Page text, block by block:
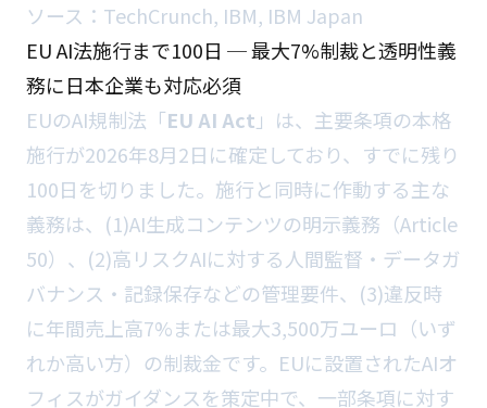
ソース： TechCrunch, IBM, IBM Japan
EU AI法施行まで100日 ─ 最大7%制裁と透明性義
務に日本企業も対応必須
EUのAI規制法「EU AI Act 」は、主要条項の本格
施行が2026年8月2日に確定しており、すでに残り
100日を切りました。施行と同時に作動する主な
義務は、(1)AI生成コンテンツの明示義務（Article
50）、(2)高リスクAIに対する人間監督・データガ
バナンス・記録保存などの管理要件、(3)違反時
に年間売上高7%または最大3,500万ユーロ（いず
れか高い方）の制裁金です。EUに設置されたAIオ
フィスがガイダンスを策定中で、一部条項に対す